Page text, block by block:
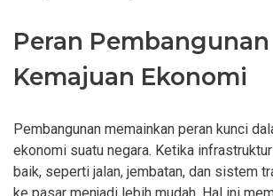
Peran
Kemajuan Ekonomi
Pembangunan memainkan peran kunci
ekonomi suatu negara. Ketika
baik, seperti jalan, jembatan, dan sistem
ke pasar menjadi lebih mudah. Hal ini